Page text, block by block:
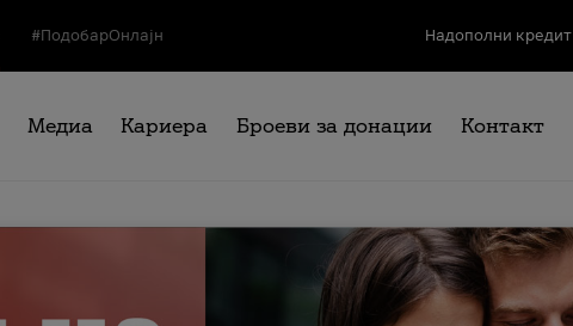
#ПодобарОнлајн Надополни кредит
Медиа Кариера Броеви за донации Контакт